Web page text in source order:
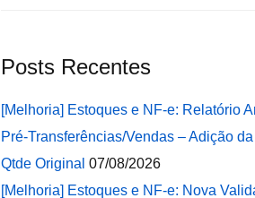
Posts Recentes
[Melhoria] Estoques e NF-e: Relatório
Pré-Transferências/Vendas – Adição
Qtde Original 07/08/2026
[Melhoria] Estoques e NF-e: Nova